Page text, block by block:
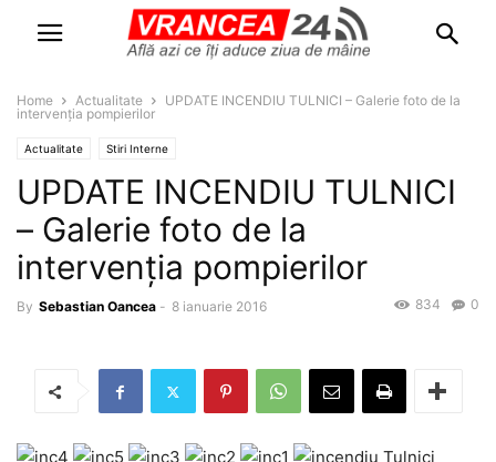
Home Actualitate
UPDATE INCENDIU TULNICI – Galerie foto de la
intervenţia pompierilor
Actualitate Stiri Interne
UPDATE INCENDIU TULNICI
– Galerie foto de la
intervenţia pompierilor
By Sebastian Oancea - 8 ianuarie 2016 0
834